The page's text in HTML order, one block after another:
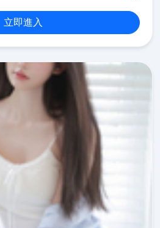
立即進入